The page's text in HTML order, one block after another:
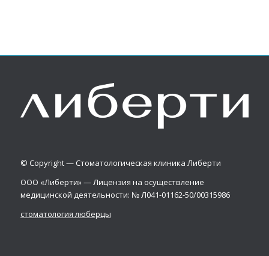
© Copyright — Стоматологическая клиника Либерти
ООО «Либерти» — Лицензия на осуществление
медицинской деятельности: № Л041-01162-50/00315986
стоматология люберцы